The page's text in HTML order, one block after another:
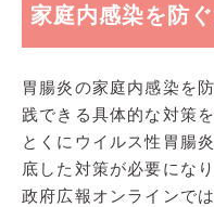
家庭内感染を防
胃腸炎の家庭内感染を
践できる具体的な対策
とくにウイルス性胃腸
底した対策が必要になり
政府広報オンラインで